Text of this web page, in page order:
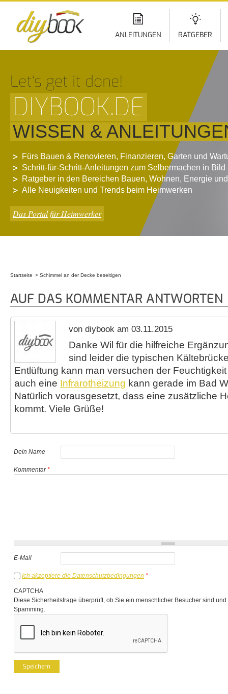
ANLEITUNGEN RATGEBER
Let‘s get it done!
DIYBOOK.DE
WISSEN &
Fürs Bauen & Renovieren, Finanzieren, Garten und
Schritt-für-Schritt-Anleitungen zum Selbermachen in Bild
Ratgeber in den Bereichen Bauen, Wohnen, Energie
Alle Neuigkeiten und Trends beim Heimwerken
Das Portal für Heimwerker
Startseite Schimmel an der Decke beseitigen
AUF DAS KOMMENTAR ANTWORTEN
von diybook am 03.11.2015
Danke Wil für die hilfreiche
sind leider die typischen
Entlüftung kann man versuchen der
auch eine Infrarotheizung kann gerade im Bad
Natürlich vorausgesetzt, dass eine zusätzliche
kommt. Viele Grüße!
Dein Name
Kommentar*
E-Mail
Ich akzeptiere die Datenschutzbedingungen *
CAPTCHA
Diese Sicherheitsfrage überprüft, ob Sie ein menschlicher Besucher sind
Spamming.